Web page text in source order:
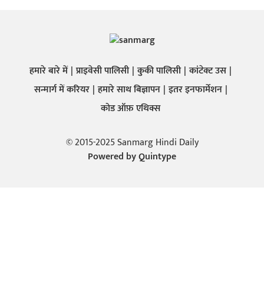
हमारे बारे में प्राइवेसी पालिसी कुकी पालिसी कांटेक्ट उस
सन्मार्ग में करियर हमारे साथ बिज्ञापन इतर इनफार्मेशन
कोड ऑफ़ एथिक्स
© 2015-2025 Sanmarg Hindi Daily
Powered byQuintype